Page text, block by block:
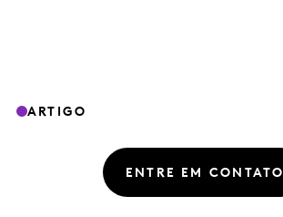
ARTIGO
ENTRE EM CONTATO